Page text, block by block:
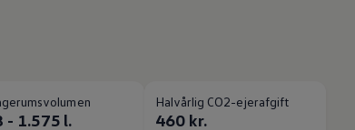
- 1.575 l.
Halvårlig CO2-ejerafgift
460 kr.